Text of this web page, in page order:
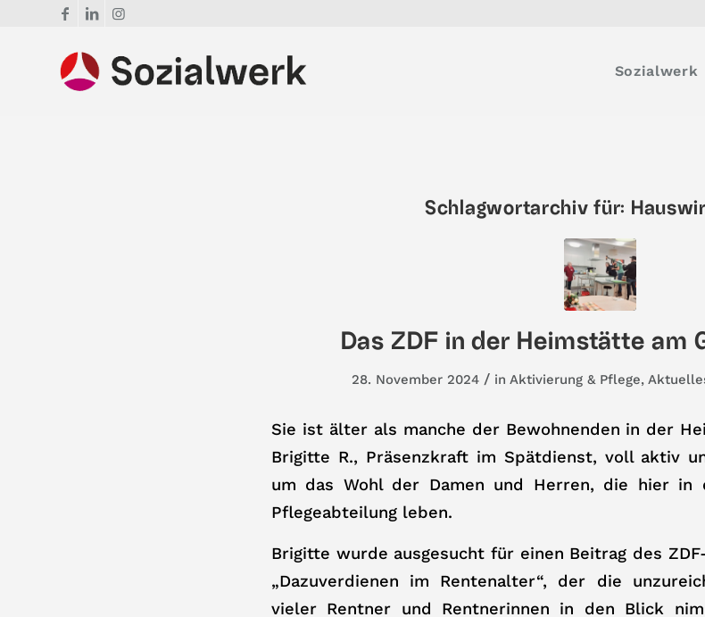
Sozialwerk
Schlagwortarchiv für:
Das ZDF in der Heimstätte am
28. November 2024 / in Aktivierung & Pflege,
Sie ist älter als manche der Bewohnenden in der
Brigitte R., Präsenzkraft im Spätdienst, voll aktiv
um das Wohl der Damen und Herren, die hier in
Pflegeabteilung leben.
Brigitte wurde ausgesucht für einen Beitrag des
„Dazuverdienen im Rentenalter“, der die
vieler Rentner und Rentnerinnen in den Blick